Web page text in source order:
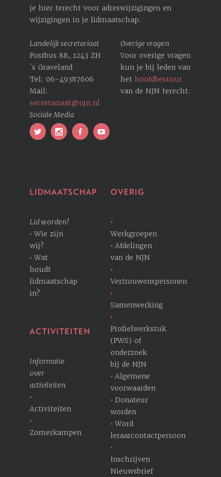
je hier terecht voor ­adreswijzigingen en
wijzigingen in je lidmaatschap.
Landelijk secretariaat
Postbus 88, 1243 ZH
´s Graveland
Tel: 06-49387606
Mail:
secretariaat@njn.nl
Overige vragen
Voor overige vragen
kun je bij leden van
het hoofdbestuur
van de NJN terecht.
Sociale Media
LIDMAATSCHAP
Lid worden!
Wie zijn
wij?
Wat
houdt
lidmaatschap
in?
ACTIVITEITEN
Informatie
over
activiteiten
Activiteiten
Zomerkampen
OVERIG
Werkgroepen
Afdelingen
van de NJN
Vertrouwenspersonen
Samenwerking
Profielwerkstuk
(PWS) of
onderzoek
bij de NJN
Algemene
voorwaarden
Donateur
worden
Word
leraarcontactpersoon
Inschrijven
Nieuwsbrief